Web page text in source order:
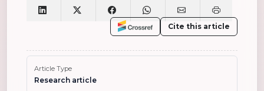
Cite this article
Article Type
Research article